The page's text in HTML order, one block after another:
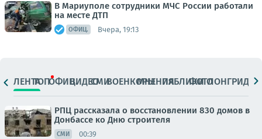
В Мариуполе сотрудники МЧС России работали
на месте ДТП
ОФИЦ. Вчера, 19:13
ЛЕНТАТОПОФИЦ.ВИДЕОСМИВОЕНКОРЫМНЕНИЯПАБЛИКИ
ФОТОЛОНГРИДЫ
РПЦ рассказала о восстановлении 830 домов в
Донбассе ко Дню строителя
СМИ 00:39